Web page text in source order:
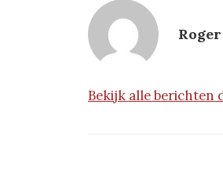
Bekijk alle berichten